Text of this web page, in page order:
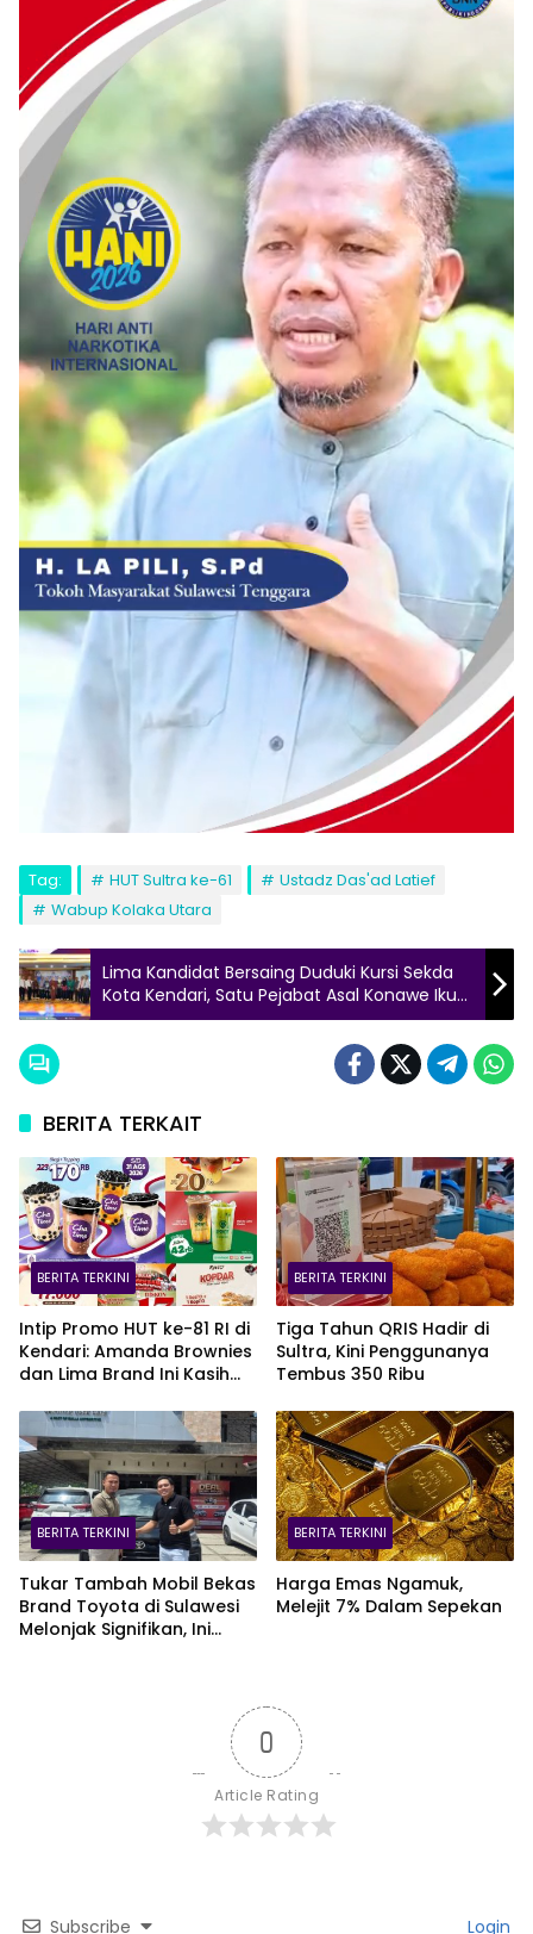
Tag: HUT Sultra ke-61
Ustadz Das'ad Latief
Wabup Kolaka Utara
Lima Kandidat Bersaing Duduki Kursi Sekda
Kota Kendari, Satu Pejabat Asal Konawe Ikut
Nimbrung
BERITA TERKAIT
BERITA TERKINI
Intip Promo HUT ke-81 RI di
Kendari: Amanda Brownies
dan Lima Brand Ini Kasih
BERITA TERKINI
Tiga Tahun QRIS Hadir di
Sultra, Kini Penggunanya
Tembus 350 Ribu
BERITA TERKINI
Tukar Tambah Mobil Bekas
Brand Toyota di Sulawesi
Melonjak Signifikan, Ini
BERITA TERKINI
Harga Emas Ngamuk,
Melejit 7% Dalam Sepekan
0
Article Rating
Subscribe Login